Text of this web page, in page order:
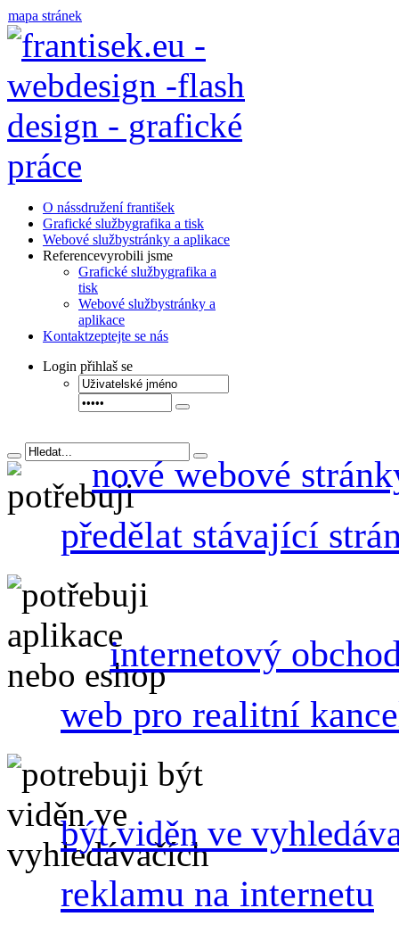
mapa stránek
O nássdružení františek
Grafické službygrafika a tisk
Webové službystránky a aplikace
Referencevyrobili jsme
Grafické službygrafika a
tisk
Webové službystránky a
aplikace
Kontaktzeptejte se nás
Login přihlaš se
nové webové
předělat stávající
internetový
web pro realitní
být viděn ve
reklamu na internetu